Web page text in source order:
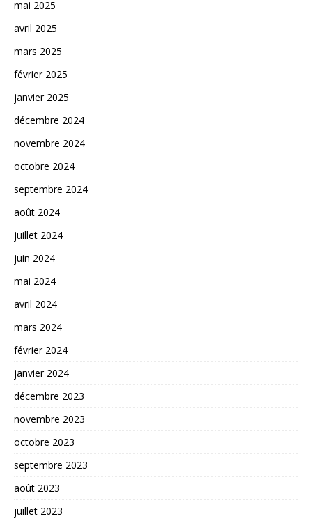
mai 2025
avril 2025
mars 2025
février 2025
janvier 2025
décembre 2024
novembre 2024
octobre 2024
septembre 2024
août 2024
juillet 2024
juin 2024
mai 2024
avril 2024
mars 2024
février 2024
janvier 2024
décembre 2023
novembre 2023
octobre 2023
septembre 2023
août 2023
juillet 2023